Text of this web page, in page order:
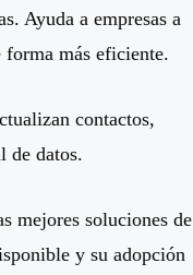
Ayuda a empresas a
forma más eficiente.
contactos,
de datos.
mejores soluciones de
y su adopción